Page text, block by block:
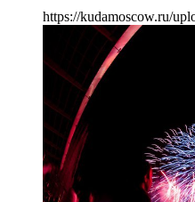
https://kudamoscow.ru/